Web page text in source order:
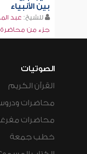
بين الأنبياء
للشيخ: عبد
جزء من محاضرة (
الصوتيات
القرآن الكريم
محاضرات
محاضرات
خطب جمعة